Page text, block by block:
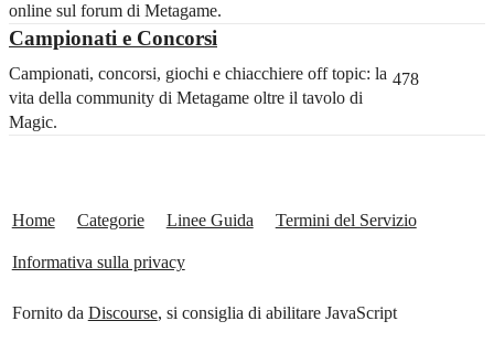
online sul forum di Metagame.
Campionati e Concorsi
Campionati, concorsi, giochi e chiacchiere off topic: la
vita della community di Metagame oltre il tavolo di
Magic.
478
Home Categorie Linee Guida Termini del Servizio
Informativa sulla privacy
Fornito da Discourse, si consiglia di abilitare JavaScript